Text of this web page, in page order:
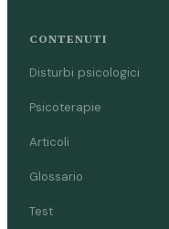
CONTENUTI
Disturbi psicologici
Psicoterapie
Articoli
Glossario
Test